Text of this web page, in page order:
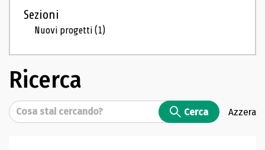
Sezioni
Nuovi progetti(1)
Ricerca
Cerca Cerca Azzera